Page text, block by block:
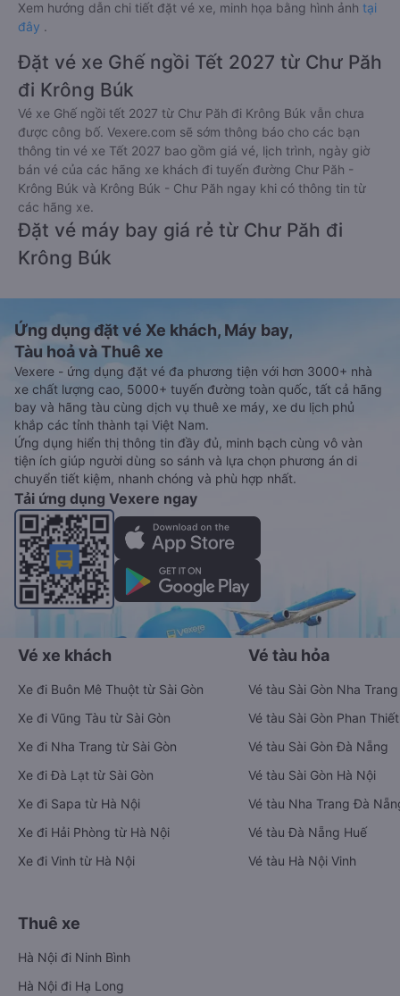
Xem hướng dẫn chi tiết đặt vé xe, minh họa bằng hình ảnh tại
đây .
Đặt vé xe Ghế ngồi Tết 2027 từ Chư Păh
đi Krông Búk
Vé xe Ghế ngồi tết 2027 từ Chư Păh đi Krông Búk vẫn chưa
được công bố. Vexere.com sẽ sớm thông báo cho các bạn
thông tin vé xe Tết 2027 bao gồm giá vé, lịch trình, ngày giờ
bán vé của các hãng xe khách đi tuyến đường Chư Păh -
Krông Búk và Krông Búk - Chư Păh ngay khi có thông tin từ
các hãng xe.
Đặt vé máy bay giá rẻ từ Chư Păh đi
Krông Búk
Ứng dụng đặt vé Xe khách, Máy bay,
Tàu hoả và Thuê xe
Vexere - ứng dụng đặt vé đa phương tiện với hơn 3000+ nhà
xe chất lượng cao, 5000+ tuyến đường toàn quốc, tất cả hãng
bay và hãng tàu cùng dịch vụ thuê xe máy, xe du lịch phủ
khắp các tỉnh thành tại Việt Nam.
Ứng dụng hiển thị thông tin đầy đủ, minh bạch cùng vô vàn
tiện ích giúp người dùng so sánh và lựa chọn phương án di
chuyển tiết kiệm, nhanh chóng và phù hợp nhất.
Tải ứng dụng Vexere ngay
Vé xe khách
Xe đi Buôn Mê Thuột từ Sài Gòn
Xe đi Vũng Tàu từ Sài Gòn
Xe đi Nha Trang từ Sài Gòn
Xe đi Đà Lạt từ Sài Gòn
Xe đi Sapa từ Hà Nội
Xe đi Hải Phòng từ Hà Nội
Xe đi Vinh từ Hà Nội
Vé tàu hỏa
Vé tàu Sài Gòn Nha Trang
Vé tàu Sài Gòn Phan Thiết
Vé tàu Sài Gòn Đà Nẵng
Vé tàu Sài Gòn Hà Nội
Vé tàu Nha Trang Đà
Vé tàu Đà Nẵng Huế
Vé tàu Hà Nội Vinh
Thuê xe
Hà Nội đi Ninh Bình
Hà Nội đi Hạ Long